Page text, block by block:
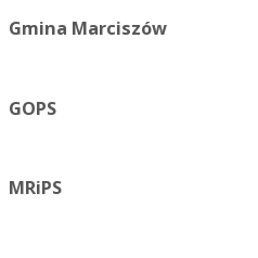
Gmina Marciszów
GOPS
MRiPS